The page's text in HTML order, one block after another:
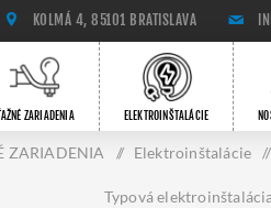
KOLMÁ 4, 85101 BRATISLAVA
ZARIADENIA ELEKTROINŠTALÁCIE
ZARIADENIA / Elektroinštalácie /
Typová